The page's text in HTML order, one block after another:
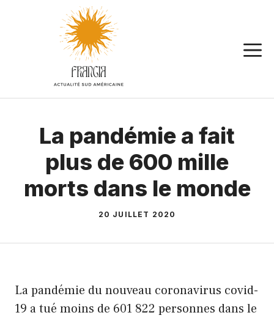
La pandémie a fait
plus de 600 mille
morts dans le monde
20 JUILLET 2020
La pandémie du nouveau coronavirus covid-
19 a tué moins de 601 822 personnes dans le